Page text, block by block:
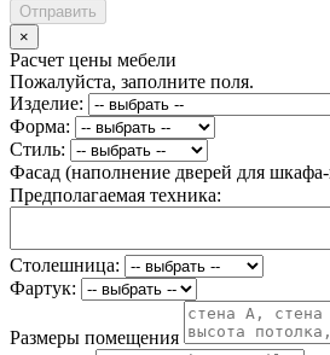
Отправить
×
Расчет цены мебели
Пожалуйста, заполните поля.
Изделие:
Форма:
Стиль:
Фасад (наполнение дверей для
Предполагаемая техника:
Столешница:
Фартук:
Размеры помещения